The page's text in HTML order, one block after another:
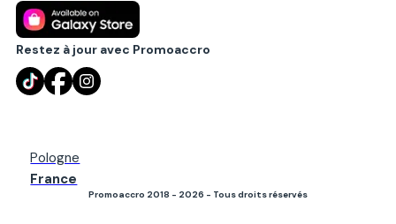
Blog
Contact
Restez à jour avec Promoaccro
Pologne
France
Promoaccro 2018 - 2026 - Tous droits réservés